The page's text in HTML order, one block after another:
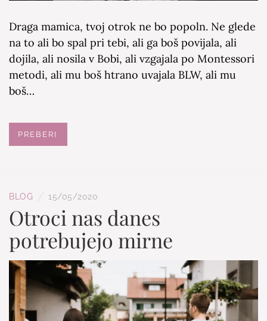
Draga mamica, tvoj otrok ne bo popoln. Ne glede
na to ali bo spal pri tebi, ali ga boš povijala, ali
dojila, ali nosila v Bobi, ali vzgajala po Montessori
metodi, ali mu boš htrano uvajala BLW, ali mu
boš…
PREBERI
BLOG 15/05/2020
Otroci nas danes
potrebujejo mirne